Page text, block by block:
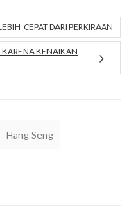
CEPAT DARI PERKIRAAN
KENAIKAN
Hang Seng